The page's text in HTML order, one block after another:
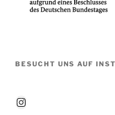
BESUCHT UNS AUF
Instagram